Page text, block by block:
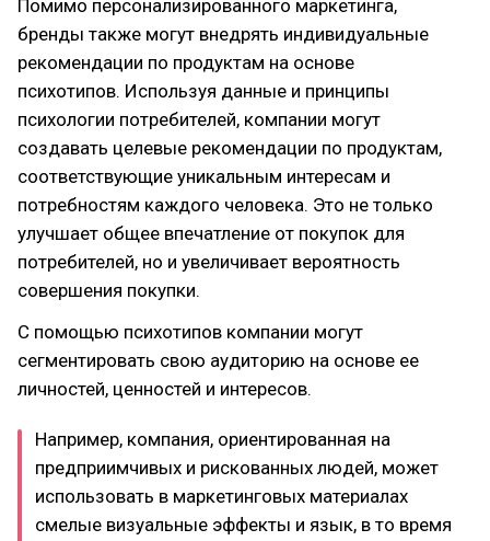
Помимо персонализированного маркетинга,
бренды также могут внедрять индивидуальные
рекомендации по продуктам на основе
психотипов. Используя данные и принципы
психологии потребителей, компании могут
создавать целевые рекомендации по продуктам,
соответствующие уникальным интересам и
потребностям каждого человека. Это не только
улучшает общее впечатление от покупок для
потребителей, но и увеличивает вероятность
совершения покупки.
С помощью психотипов компании могут
сегментировать свою аудиторию на основе ее
личностей, ценностей и интересов.
Например, компания, ориентированная на
предприимчивых и рискованных людей, может
использовать в маркетинговых материалах
смелые визуальные эффекты и язык, в то время